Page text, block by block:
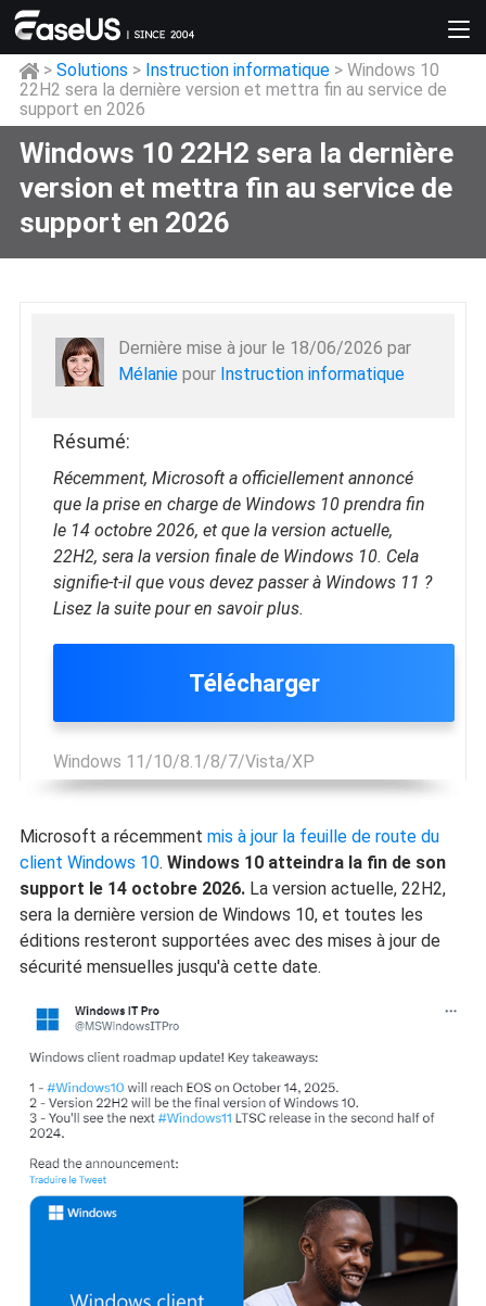
> Solutions > Instruction informatique> Windows 10
22H2 sera la dernière version et mettra fin au service de
support en 2026
Windows 10 22H2 sera la dernière
version et mettra fin au service de
support en 2026
Dernière mise à jour le 18/06/2026 par
Mélaniepour Instruction informatique
Résumé:
Récemment, Microsoft a officiellement annoncé
que la prise en charge de Windows 10 prendra fin
le 14 octobre 2026, et que la version actuelle,
22H2, sera la version finale de Windows 10. Cela
signifie-t-il que vous devez passer à Windows 11 ?
Lisez la suite pour en savoir plus.
Télécharger
Windows 11/10/8.1/8/7/Vista/XP
Microsoft a récemment mis à jour la feuille de route du
client Windows 10. Windows 10 atteindra la fin de son
support le 14 octobre 2026.La version actuelle, 22H2,
sera la dernière version de Windows 10, et toutes les
éditions resteront supportées avec des mises à jour de
sécurité mensuelles jusqu'à cette date.